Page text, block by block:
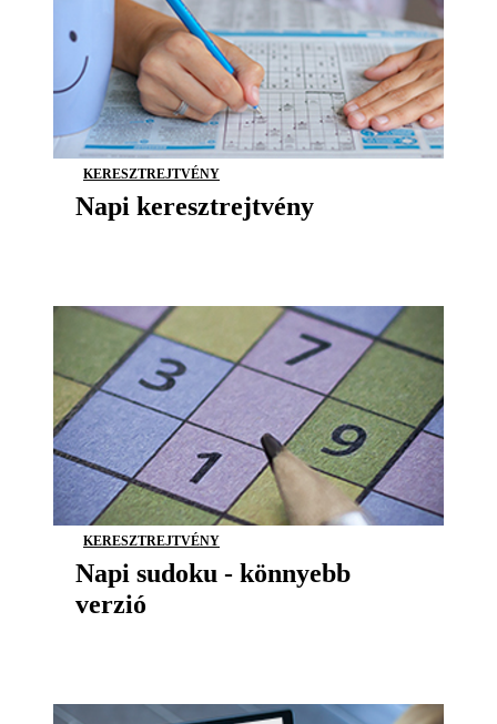
KERESZTREJTVÉNY
Napi keresztrejtvény
KERESZTREJTVÉNY
Napi sudoku - könnyebb
verzió